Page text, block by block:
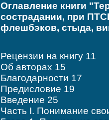
Оглавление книги
сострадании, при
флешбэков, стыда,
Рецензии на книгу 11
Об авторах 15
Благодарности 17
Предисловие 19
Введение 25
Часть I. Понимание